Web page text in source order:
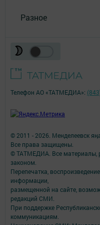
Разное
© 2011 - 2026. Менделеевск
Все права защищены.
© ТАТМЕДИА. Все материалы,
законом.
Перепечатка,
информации,
размещенной на сайте,
редакций СМИ.
При поддержке
коммуникациям.
Телефон АО «ТАТМЕДИА»: